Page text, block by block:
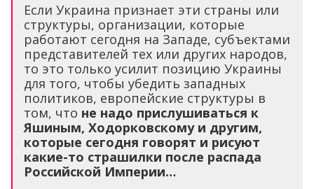
Если Украина признает эти страны или
структуры, организации, которые
работают сегодня на Западе, субъектами
представителей тех или других народов,
то это только усилит позицию Украины
для того, чтобы убедить западных
политиков, европейские структуры в
том, что не надо прислушиваться к
Яшиным, Ходорковскому и другим,
которые сегодня говорят и рисуют
какие-то страшилки после распада
Российской Империи…